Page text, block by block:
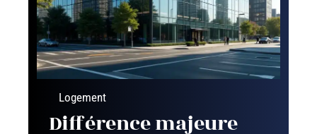
Logement
Différence majeure